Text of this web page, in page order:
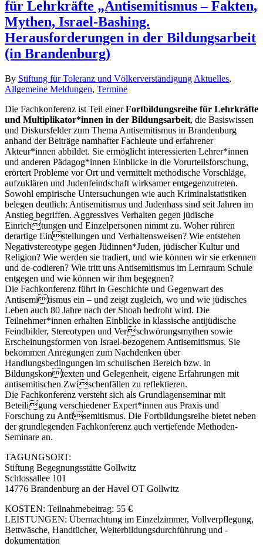
für Lehrkräfte „Antisemitismus – Fakten,
Mythen, Israel-Bashing.
Herausforderungen in der Bildungsarbeit
(in Brandenburg)
By Stiftung für Toleranz und Völkerverständigung Aktuelles,
Allgemeine Meldungen, Termine
Die Fachkonferenz ist Teil einerFortbildungsreihe für Lehrkräfte
und Multiplikator*innen in der Bildungsarbeit, die Basiswissen
und Diskursfelder zum Thema Antisemitismus in Brandenburg
anhand der Beiträge namhafter Fachleute und erfahrener
Akteur*innen abbildet. Sie ermöglicht interessierten Lehrer*innen
und anderen Pädagog*innen Einblicke in die Vorurteilsforschung,
erörtert Probleme vor Ort und vermittelt methodische Vorschläge,
aufzuklären und Judenfeindschaft wirksamer entgegenzutreten.
Sowohl empirische Untersuchungen wie auch Kriminalstatistiken
belegen deutlich: Antisemitismus und Judenhass sind seit Jahren im
Anstieg begriffen. Aggressives Verhalten gegen jüdische
Einrichtungen und Einzelpersonen nimmt zu. Woher rühren
derartige Einstellungen und Verhaltensweisen? Wie entstehen
Negativstereotype gegen Jüdinnen*Juden, jüdischer Kultur und
Religion? Wie werden sie tradiert, und wie können wir sie erkennen
und de-codieren? Wie tritt uns Antisemitismus im Lernraum Schule
entgegen und wie können wir ihm begegnen?
Die Fachkonferenz führt in Geschichte und Gegenwart des
Antisemitismus ein – und zeigt zugleich, wo und wie jüdisches
Leben auch 80 Jahre nach der Shoah bedroht wird. Die
Teilnehmer*innen erhalten Einblicke in klassische antijüdische
Feindbilder, Stereotypen und Verschwörungsmythen sowie
Erscheinungsformen von Israel-bezogenem Antisemitismus. Sie
bekommen Anregungen zum Nachdenken über
Handlungsbedingungen im schulischen Bereich bzw. in
Bildungskontexten und Gelegenheit, eigene Erfahrungen mit
antisemitischen Zwischenfällen zu reflektieren.
Die Fachkonferenz versteht sich als Grundlagenseminar mit
Beteiligung verschiedener Expert*innen aus Praxis und
Forschung zu Antisemitismus. Die Fortbildungsreihe bietet neben
der grundlegenden Fachkonferenz auch vertiefende Methoden-
Seminare an.
TAGUNGSORT:
Stiftung Begegnungsstätte Gollwitz
Schlossallee 101
14776 Brandenburg an der Havel OT Gollwitz
KOSTEN: Teilnahmebeitrag: 55 €
LEISTUNGEN: Übernachtung im Einzelzimmer, Vollverpflegung,
Bettwäsche, Handtücher, Weiterbildungsdurchführung und -
dokumentation